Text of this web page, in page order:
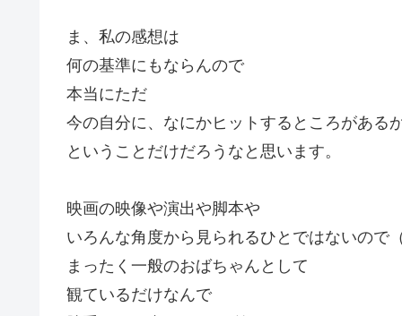
ま、私の感想は
何の基準にもならんので
本当にただ
今の自分に、なにかヒットするところがある
ということだけだろうなと思います。
映画の映像や演出や脚本や
いろんな角度から見られるひとではないので
まったく一般のおばちゃんとして
観ているだけなんで